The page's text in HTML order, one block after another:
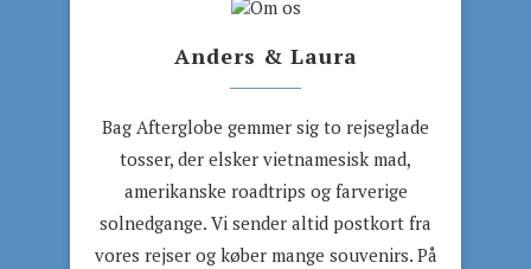
Anders & Laura
Bag Afterglobe gemmer sig to rejseglade
tosser, der elsker vietnamesisk mad,
amerikanske roadtrips og farverige
solnedgange. Vi sender altid postkort fra
vores rejser og køber mange souvenirs. På